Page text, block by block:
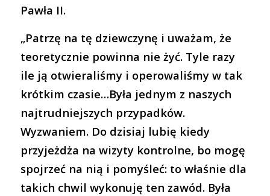
Pawła II.
„Patrzę na tę dziewczynę i uważam, że
teoretycznie powinna nie żyć. Tyle razy
ile ją otwieraliśmy i operowaliśmy w tak
krótkim czasie…Była jednym z naszych
najtrudniejszych przypadków.
Wyzwaniem. Do dzisiaj lubię kiedy
przyjeżdża na wizyty kontrolne, bo mogę
spojrzeć na nią i pomyśleć: to właśnie dla
takich chwil wykonuję ten zawód. Była